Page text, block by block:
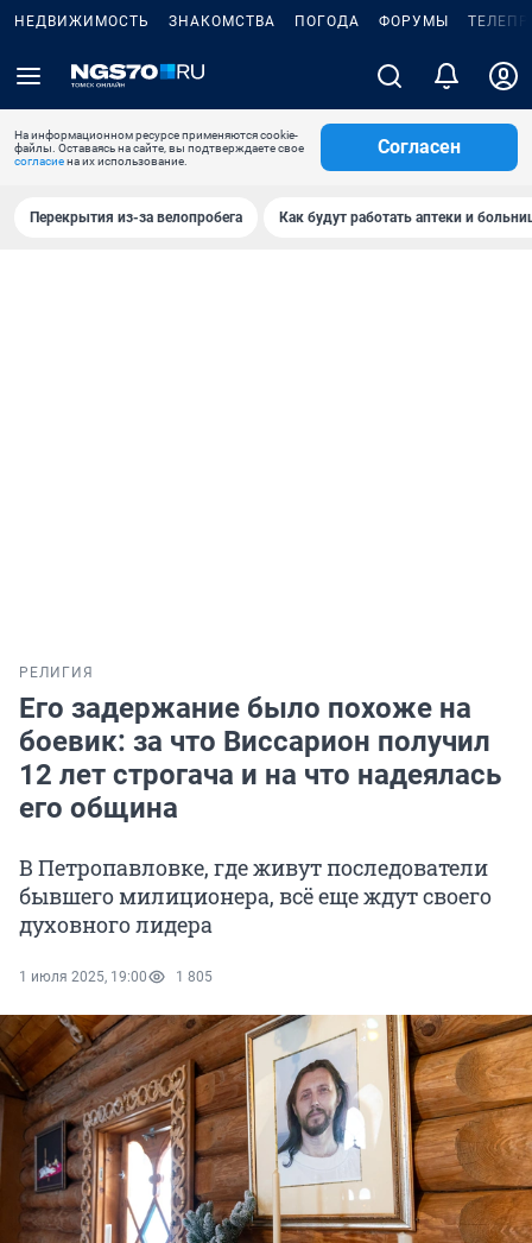
НЕДВИЖИМОСТЬ ЗНАКОМСТВА ПОГОДА ФОРУМЫ
На информационном ресурсе применяются cookie-
файлы. Оставаясь на сайте, вы подтверждаете свое
согласиена их использование.
Согласен
Перекрытия из-за велопробега Как будут работать аптеки и
РЕЛИГИЯ
Его задержание было похоже на
боевик: за что Виссарион получил
12 лет строгача и на что надеялась
его община
В Петропавловке, где живут последователи
бывшего милиционера, всё еще ждут своего
духовного лидера
1 июля 2025, 19:00 1 805